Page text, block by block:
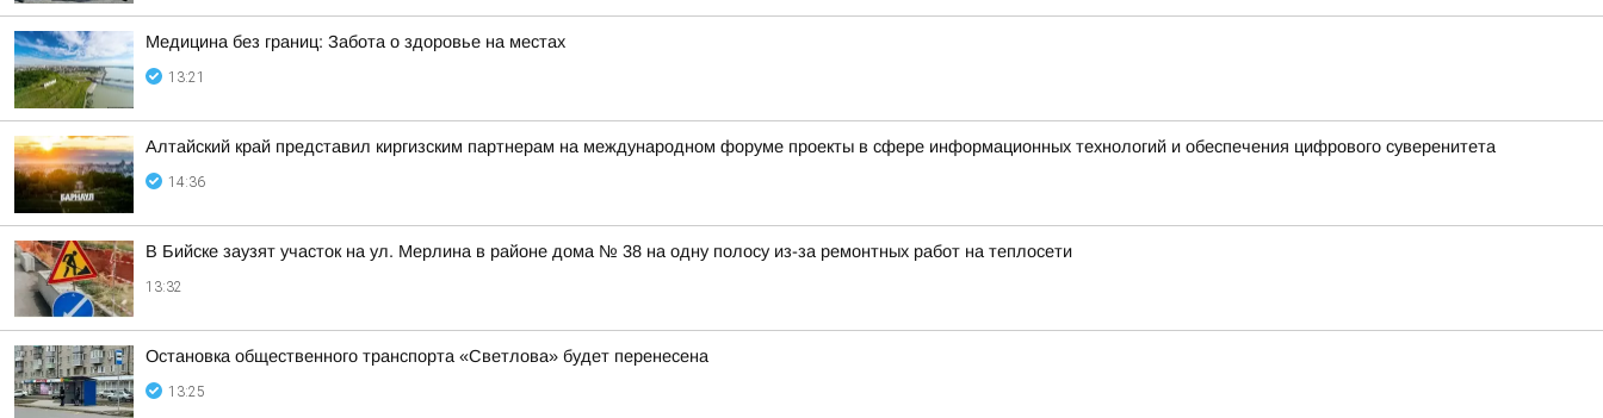
Медицина без границ: Забота о здоровье на местах
13:21
Алтайский край представил киргизским партнерам на международном форуме проекты в сфере информационных технологий и обеспечения цифрового суверенитета
14:36
В Бийске заузят участок на ул. Мерлина в районе дома № 38 на одну полосу из-за ремонтных работ на теплосети
13:32
Остановка общественного транспорта «Светлова» будет перенесена
13:25